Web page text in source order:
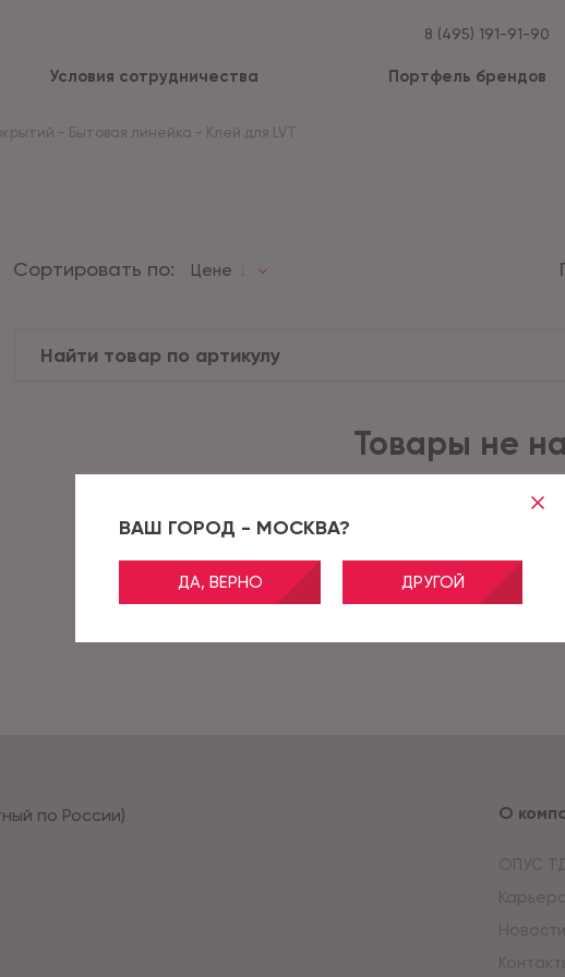
ВАШ ГОРОД - МОСКВА?
ДА, ВЕРНО ДРУГОЙ
8 (495) 191-91-90
Условия сотрудничества Портфель брендов
- Бытовая линейка - Клей для LVT
Сортировать по: Цене
Товары не
по России) О
ОПУС
Новости